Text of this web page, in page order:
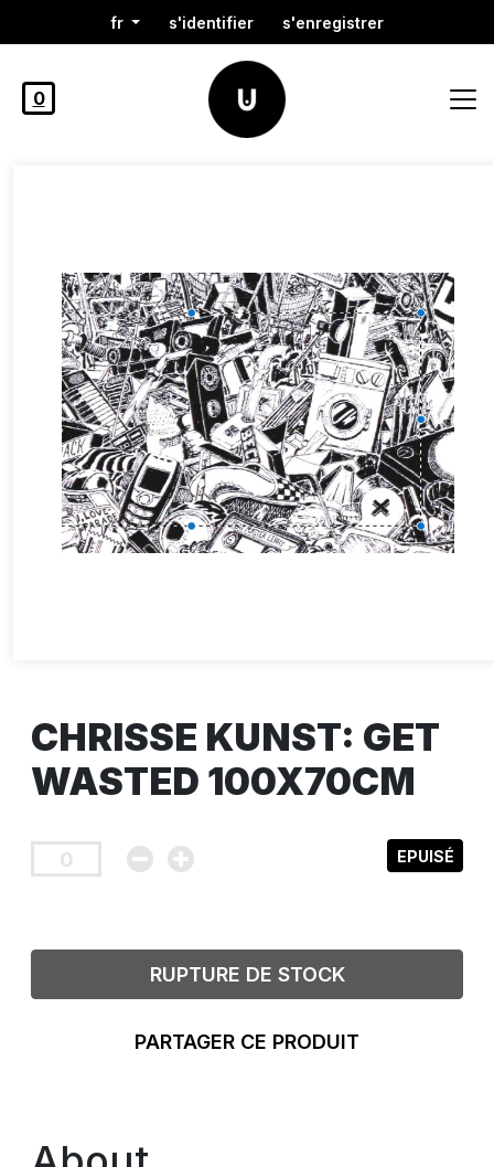
fr s'identifier s'enregistrer
0
CHRISSE KUNST: GET
WASTED 100X70CM
EPUISÉ
RUPTURE DE STOCK
PARTAGER CE PRODUIT